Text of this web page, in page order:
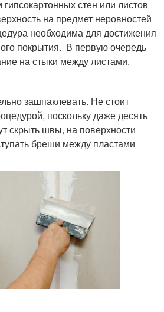
стен или листов
на предмет неровностей
необходима для достижения
покрытия. В первую очередь
на стыки между листами.
зашпаклевать. Не стоит
поскольку даже десять
скрыть швы, на поверхности
бреши между пластами